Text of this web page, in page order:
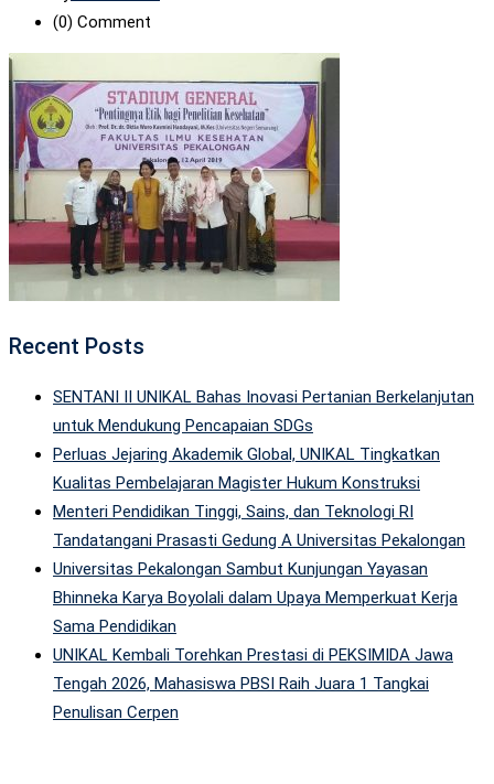
(0) Comment
Recent Posts
SENTANI II UNIKAL Bahas Inovasi Pertanian Berkelanjutan
untuk Mendukung Pencapaian SDGs
Perluas Jejaring Akademik Global, UNIKAL Tingkatkan
Kualitas Pembelajaran Magister Hukum Konstruksi
Menteri Pendidikan Tinggi, Sains, dan Teknologi RI
Tandatangani Prasasti Gedung A Universitas Pekalongan
Universitas Pekalongan Sambut Kunjungan Yayasan
Bhinneka Karya Boyolali dalam Upaya Memperkuat Kerja
Sama Pendidikan
UNIKAL Kembali Torehkan Prestasi di PEKSIMIDA Jawa
Tengah 2026, Mahasiswa PBSI Raih Juara 1 Tangkai
Penulisan Cerpen